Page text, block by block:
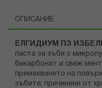
ОПИСАНИЕ
ЕЛГИДИУМ ПЗ
паста за зъби с
бикарбонат и свеж
премахването на
зъбите, причинени от